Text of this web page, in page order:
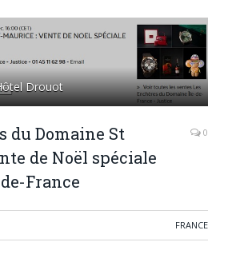
Drouot
du Domaine St
de Noël spéciale
France
0
FRANCE